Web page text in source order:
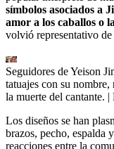
símbolos asociados a
amor a los caballos o
volvió representativo
Seguidores de Yeison
tatuajes con su
la muerte del cantante. |
Los diseños se han
brazos, pecho, espalda
reacciones entre la